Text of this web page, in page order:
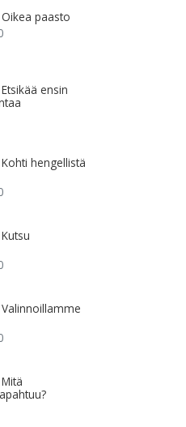
Oikea paasto
Etsikää ensin
Kohti hengellistä
Kutsu
Valinnoillamme
Mitä